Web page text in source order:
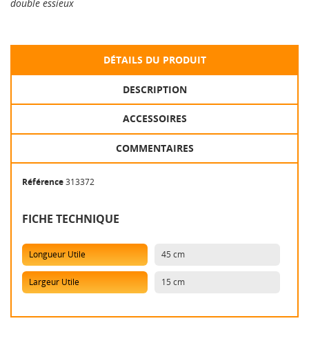
double essieux
DÉTAILS DU PRODUIT
DESCRIPTION
ACCESSOIRES
COMMENTAIRES
Référence313372
FICHE TECHNIQUE
Longueur Utile 45 cm
Largeur Utile 15 cm